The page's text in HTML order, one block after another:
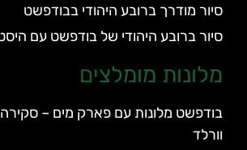
סיור מודרך ברובע היהודי בבודפשט
סיור ברובע היהודי של בודפשט עם
מלונות מומלצים
בודפשט מלונות עם פארק מים – סקירה
וורלד